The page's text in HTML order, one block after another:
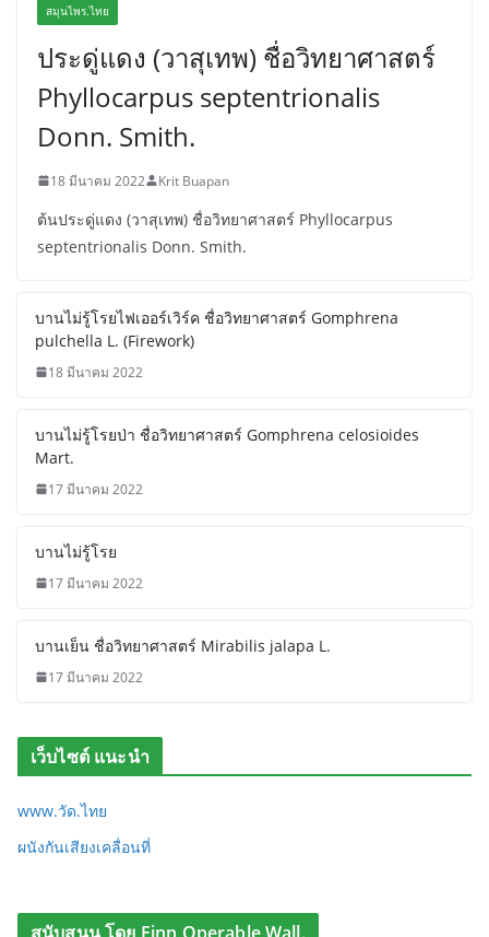
สมุนไพร.ไทย
ประดู่แดง (วาสุเทพ) ชื่อวิทยาศาสตร์
Phyllocarpus septentrionalis
Donn. Smith.
18 มีนาคม 2022 Krit Buapan
ต้นประดู่แดง (วาสุเทพ) ชื่อวิทยาศาสตร์ Phyllocarpus
septentrionalis Donn. Smith.
บานไม่รู้โรยไฟเออร์เวิร์ค ชื่อวิทยาศาสตร์ Gomphrena
pulchella L. (Firework)
18 มีนาคม 2022
บานไม่รู้โรยป่า ชื่อวิทยาศาสตร์ Gomphrena celosioides
Mart.
17 มีนาคม 2022
บานไม่รู้โรย
17 มีนาคม 2022
บานเย็น ชื่อวิทยาศาสตร์ Mirabilis jalapa L.
17 มีนาคม 2022
เว็บไซต์ แนะนำ
www.วัด.ไทย
ผนังกันเสียงเคลื่อนที่